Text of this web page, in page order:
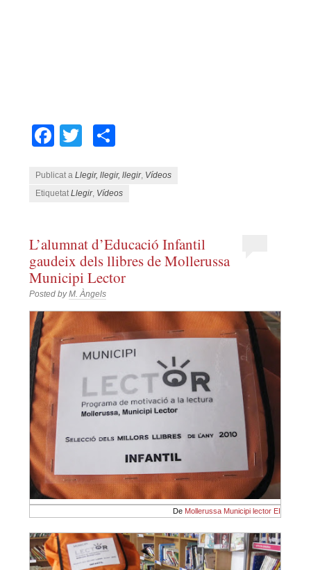
Facebook
Twitter
Publicat aLlegir, llegir, llegir, Vídeos
EtiquetatLlegir, Vídeos
L’alumnat d’Educació Infantil
gaudeix dels llibres de Mollerussa
Municipi Lector
Posted byM. Àngels
De Mollerussa Municipi lector EI